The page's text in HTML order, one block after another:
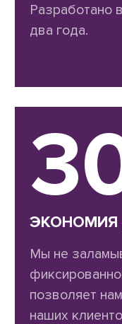
Разработано
два года.
ЭКОНОМИЯ
Мы не
позволяет
наших